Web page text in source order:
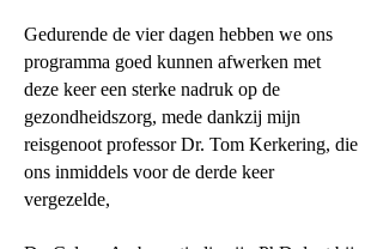
Gedurende de vier dagen hebben we ons
programma goed kunnen afwerken met
deze keer een sterke nadruk op de
gezondheidszorg, mede dankzij mijn
reisgenoot professor Dr. Tom Kerkering, die
ons inmiddels voor de derde keer
vergezelde,